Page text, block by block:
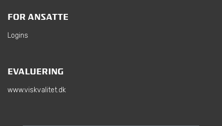
FOR ANSATTE
Logins
EVALUERING
www.viskvalitet.dk